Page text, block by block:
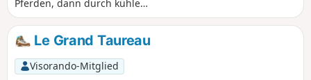
Pferden, dann durch kühle
Tannenwälder mit schlanken Bäumen,
um das Fort Malher und das Château de
Joux zu entdecken, das mit seiner
imposanten Strenge eines
mittelalterlichen Wächters über seiner
Le Grand Taureau
Visorando-Mitglied